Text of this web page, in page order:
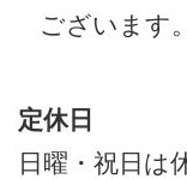
ございます
定休日
日曜・祝日は